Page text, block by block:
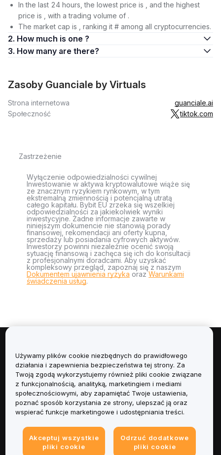
In the last 24 hours, the lowest price is , and the highest
price is , with a trading volume of .
The market cap is , ranking it # among all cryptocurrencies.
2. How much is one ?
3. How many are there?
Zasoby Guanciale by Virtuals
Strona internetowa
guanciale.ai
Społeczność
tiktok.com
Zastrzeżenie
Wyłączenie odpowiedzialności cywilnej
Inwestowanie w aktywa kryptowalutowe wiąże się
ze znacznym ryzykiem rynkowym, w tym
ekstremalną zmiennością i potencjalną utratą
całego kapitału. Bybit EU zrzeka się wszelkiej
odpowiedzialności za jakiekolwiek wyniki
inwestycyjne. Żadne informacje zawarte w
niniejszym dokumencie nie stanowią porady
finansowej, rekomendacji ani oferty kupna,
sprzedaży lub posiadania cyfrowych aktywów.
Inwestorzy powinni niezależnie ocenić swoją
sytuację finansową i zachęca się ich do konsultacji
z profesjonalnymi doradcami. Aby uzyskać
kompleksowy przegląd, zapoznaj się z naszym
Dokumentem ujawnienia ryzyka orazWarunkami
świadczenia usług.
Informacje
Usługi
Obsługa Klienta
Informacje prawne
Używamy plików cookie niezbędnych do prawidłowego
działania i zapewnienia bezpieczeństwa tej strony. Za
Twoją zgodą wykorzystujemy również pliki cookie związane
z funkcjonalnością, analityką, marketingiem i mediami
społecznościowymi, aby zapamiętać Twoje ustawienia,
poznać sposób korzystania ze strony, ulepszać ją oraz
wspierać funkcje marketingowe i udostępniania treści.
Akceptuj wszystkie
pliki cookie
Odrzuć dodatkowe
pliki cookie